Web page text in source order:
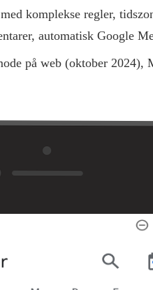
komplekse regler,
automatisk Google
på web (oktober 2024),